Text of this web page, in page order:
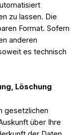
zu lassen. Die
Format. Sofern
anderen
es technisch
Löschung
gesetzlichen
über Ihre